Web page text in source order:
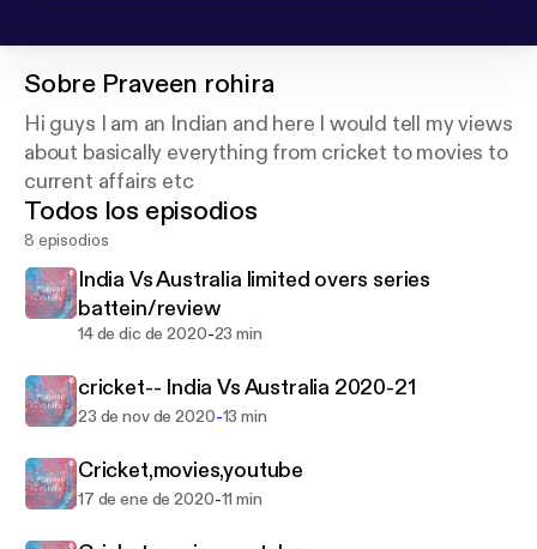
Sobre Praveen rohira
Hi guys I am an Indian and here I would tell my views
about basically everything from cricket to movies to
current affairs etc
Todos los episodios
8 episodios
India Vs Australia limited overs series
battein/review
14 de dic de 2020-23 min
cricket-- India Vs Australia 2020-21
23 de nov de 2020-13 min
Cricket,movies,youtube
17 de ene de 2020-11 min